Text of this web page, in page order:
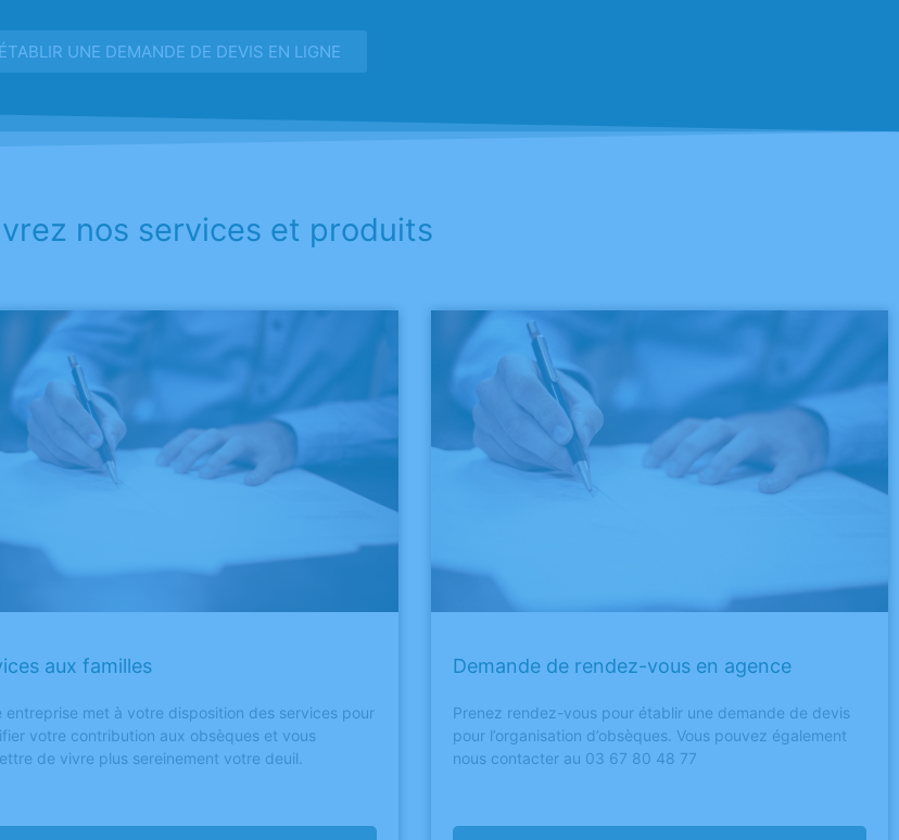
ÉTABLIR UNE DEMANDE DE DEVIS EN LIGNE
nos services et produits
aux familles
entreprise met à votre disposition des services pour
votre contribution aux obsèques et vous
de vivre plus sereinement votre deuil.
Demande de rendez-vous en agence
Prenez rendez-vous pour établir une demande de devis
pour l’organisation d’obsèques. Vous pouvez également
nous contacter au 03 67 80 48 77